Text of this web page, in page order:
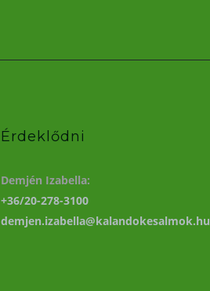
Érdeklődni
Demjén Izabella:
+36/20-278-3100
demjen.izabella@kalandokesalmok.hu